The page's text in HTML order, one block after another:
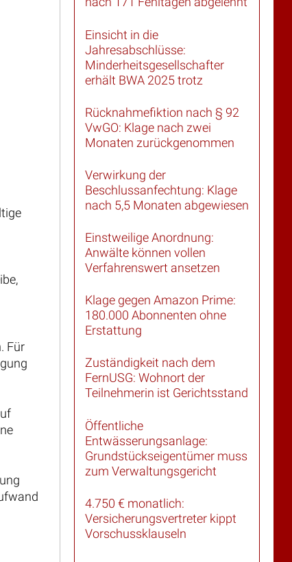
Für
Einsicht in die
Jahresabschlüsse:
Minderheitsgesellschafter
erhält BWA 2025 trotz
Rücknahmefiktion nach § 92
VwGO: Klage nach zwei
Monaten zurückgenommen
Verwirkung der
Beschlussanfechtung: Klage
nach 5,5 Monaten abgewiesen
Einstweilige Anordnung:
Anwälte können vollen
Verfahrenswert ansetzen
Klage gegen Amazon Prime:
180.000 Abonnenten ohne
Erstattung
Zuständigkeit nach dem
FernUSG: Wohnort der
Teilnehmerin ist Gerichtsstand
Öffentliche
Entwässerungsanlage:
Grundstückseigentümer muss
zum Verwaltungsgericht
4.750 € monatlich:
Versicherungsvertreter kippt
Vorschussklauseln